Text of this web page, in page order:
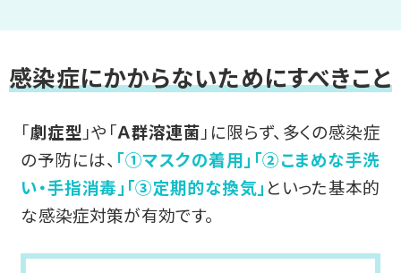
感染症にかからないためにすべきこと
「劇症型 」や「Ａ群溶連菌 」に限らず、多くの感染症
の予防には、 「①マスクの着用」 「②こまめな手洗
い・手指消毒」 「③定期的な換気」 といった基本的
な感染症対策が有効です。